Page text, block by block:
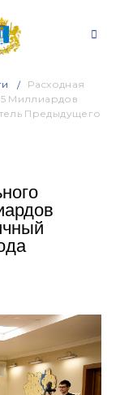
Расходная
Миллиардов
Предыдущего